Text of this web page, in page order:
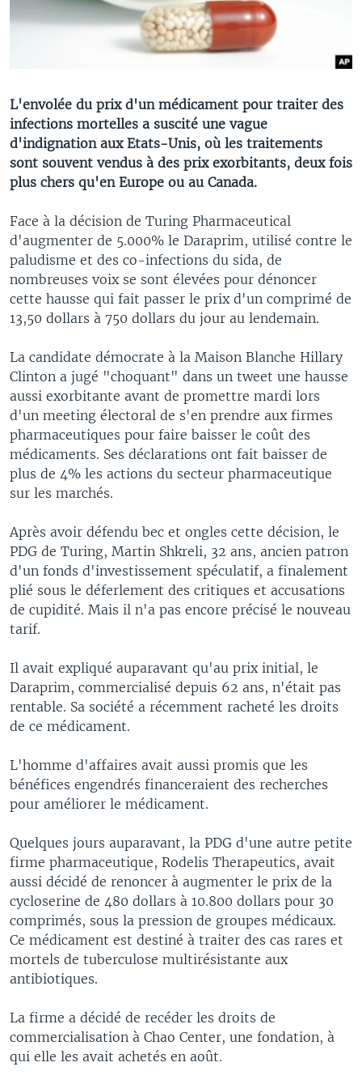
L'envolée du prix d'un médicament pour traiter des
infections mortelles a suscité une vague
d'indignation aux Etats-Unis, où les traitements
sont souvent vendus à des prix exorbitants, deux fois
plus chers qu'en Europe ou au Canada.
Face à la décision de Turing Pharmaceutical
d'augmenter de 5.000% le Daraprim, utilisé contre le
paludisme et des co-infections du sida, de
nombreuses voix se sont élevées pour dénoncer
cette hausse qui fait passer le prix d'un comprimé de
13,50 dollars à 750 dollars du jour au lendemain.
La candidate démocrate à la Maison Blanche Hillary
Clinton a jugé "choquant" dans un tweet une hausse
aussi exorbitante avant de promettre mardi lors
d'un meeting électoral de s'en prendre aux firmes
pharmaceutiques pour faire baisser le coût des
médicaments. Ses déclarations ont fait baisser de
plus de 4% les actions du secteur pharmaceutique
sur les marchés.
Après avoir défendu bec et ongles cette décision, le
PDG de Turing, Martin Shkreli, 32 ans, ancien patron
d'un fonds d'investissement spéculatif, a finalement
plié sous le déferlement des critiques et accusations
de cupidité. Mais il n'a pas encore précisé le nouveau
tarif.
Il avait expliqué auparavant qu'au prix initial, le
Daraprim, commercialisé depuis 62 ans, n'était pas
rentable. Sa société a récemment racheté les droits
de ce médicament.
L'homme d'affaires avait aussi promis que les
bénéfices engendrés financeraient des recherches
pour améliorer le médicament.
Quelques jours auparavant, la PDG d'une autre petite
firme pharmaceutique, Rodelis Therapeutics, avait
aussi décidé de renoncer à augmenter le prix de la
cycloserine de 480 dollars à 10.800 dollars pour 30
comprimés, sous la pression de groupes médicaux.
Ce médicament est destiné à traiter des cas rares et
mortels de tuberculose multirésistante aux
antibiotiques.
La firme a décidé de recéder les droits de
commercialisation à Chao Center, une fondation, à
qui elle les avait achetés en août.